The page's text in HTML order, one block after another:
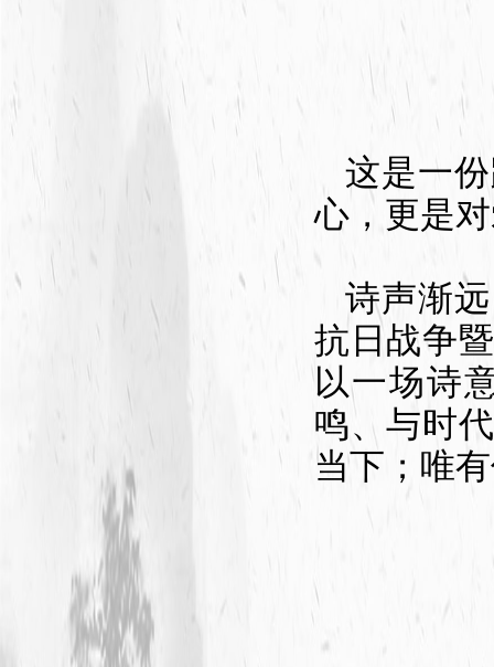
这是一
心，更是
诗声渐
抗日战争
以一场诗
鸣、与时
当下；唯